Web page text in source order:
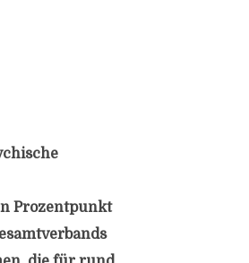
Prozentpunkt